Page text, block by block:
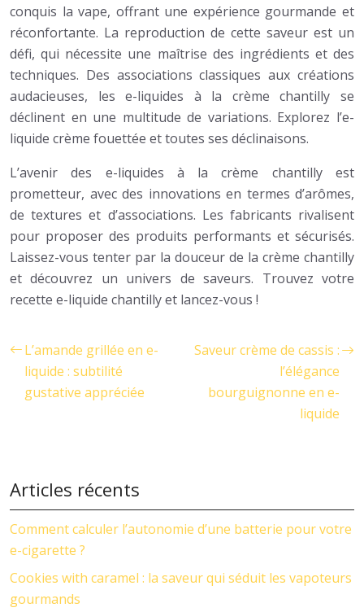
conquis la vape, offrant une expérience gourmande et
réconfortante. La reproduction de cette saveur est un
défi, qui nécessite une maîtrise des ingrédients et des
techniques. Des associations classiques aux créations
audacieuses, les e-liquides à la crème chantilly se
déclinent en une multitude de variations. Explorez l’e-
liquide crème fouettée et toutes ses déclinaisons.
L’avenir des e-liquides à la crème chantilly est
prometteur, avec des innovations en termes d’arômes,
de textures et d’associations. Les fabricants rivalisent
pour proposer des produits performants et sécurisés.
Laissez-vous tenter par la douceur de la crème chantilly
et découvrez un univers de saveurs. Trouvez votre
recette e-liquide chantilly et lancez-vous !
L’amande grillée en e-
liquide : subtilité
gustative appréciée
Saveur crème de cassis :
l’élégance
bourguignonne en e-
liquide
Articles récents
Comment calculer l’autonomie d’une batterie pour votre
e-cigarette ?
Cookies with caramel : la saveur qui séduit les vapoteurs
gourmands